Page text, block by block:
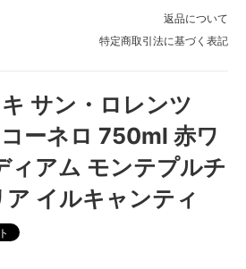
返品について
特定商取引法に基づく表記
サン・ロレンツ
ーネロ 750ml 赤ワ
ィアム モンテプルチ
イルキャンティ